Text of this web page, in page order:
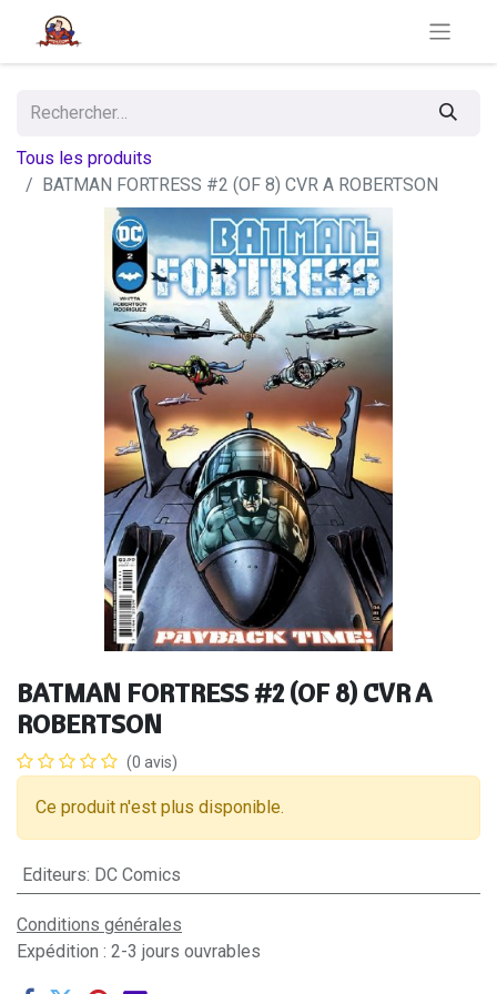
Tous les produits
BATMAN FORTRESS #2 (OF 8) CVR A ROBERTSON
BATMAN FORTRESS #2 (OF 8) CVR A
ROBERTSON
(0 avis)
Ce produit n'est plus disponible.
Editeurs: DC Comics
Conditions générales
Expédition : 2-3 jours ouvrables